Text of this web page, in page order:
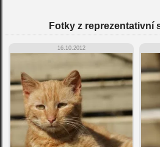
Fotky z reprezentativní
16.10.2012